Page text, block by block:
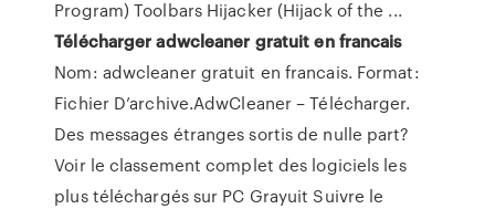
Program) Toolbars Hijacker (Hijack of the ...
Télécharger adwcleaner gratuit en francais
Nom: adwcleaner gratuit en francais. Format:
Fichier D’archive.AdwCleaner – Télécharger.
Des messages étranges sortis de nulle part?
Voir le classement complet des logiciels les
plus téléchargés sur PC Grayuit Suivre le